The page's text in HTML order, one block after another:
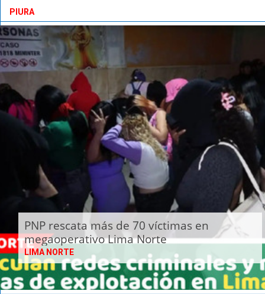
PIURA
PNP rescata más de 70 víctimas en
megaoperativo Lima Norte
LIMA NORTE